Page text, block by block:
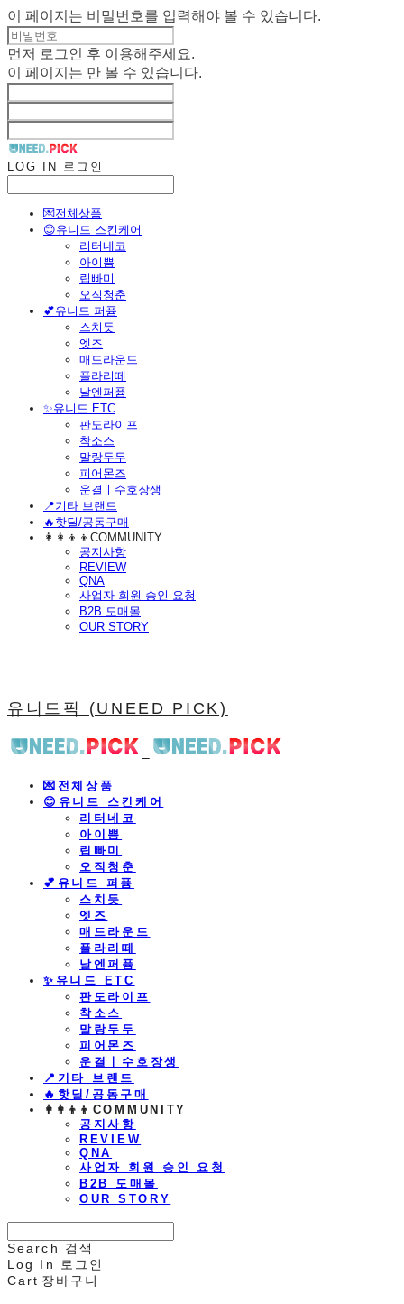
이 페이지는 비밀번호를 입력해야 볼 수 있습니다.
먼저 로그인
후 이용해주세요.
이 페이지는 만 볼 수 있습니다.
LOG IN 로그인
💌전체상품
😊유니드 스킨케어
리터네코
아이쁨
립빠미
오직청춘
💕유니드 퍼퓸
스치듯
엣즈
매드라운드
플라리떼
날엔퍼퓸
​✨유니드 ETC
판도라이프
착소스
말랑두두
피어몬즈
운결ㅣ수호장생
📍기타 브랜드
🔥핫딜/공동구매
👩‍👩‍👦‍👦COMMUNITY
공지사항
REVIEW
QNA
사업자 회원 승인 요청
B2B 도매몰
OUR STORY
유니드픽 (UNEED PICK)
💌전체상품
😊유니드 스킨케어
리터네코
아이쁨
립빠미
오직청춘
💕유니드 퍼퓸
스치듯
엣즈
매드라운드
플라리떼
날엔퍼퓸
​✨유니드 ETC
판도라이프
착소스
말랑두두
피어몬즈
운결ㅣ수호장생
📍기타 브랜드
🔥핫딜/공동구매
👩‍👩‍👦‍👦COMMUNITY
공지사항
REVIEW
QNA
사업자 회원 승인 요청
B2B 도매몰
OUR STORY
Search
검색
Log In
로그인
Cart 장바구니